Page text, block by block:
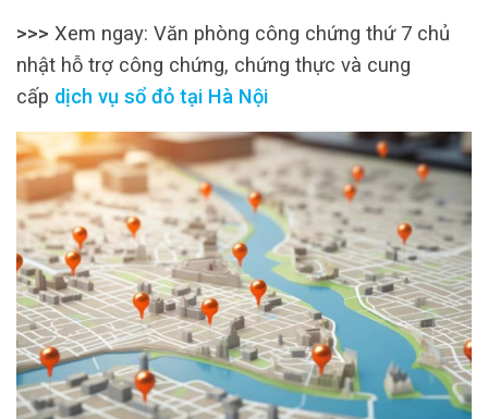
>>> Xem ngay: Văn phòng công chứng thứ 7 chủ
nhật hỗ trợ công chứng, chứng thực và cung
cấp dịch vụ sổ đỏ tại Hà Nội